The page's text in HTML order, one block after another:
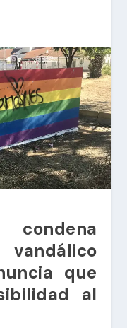
condena
que
al